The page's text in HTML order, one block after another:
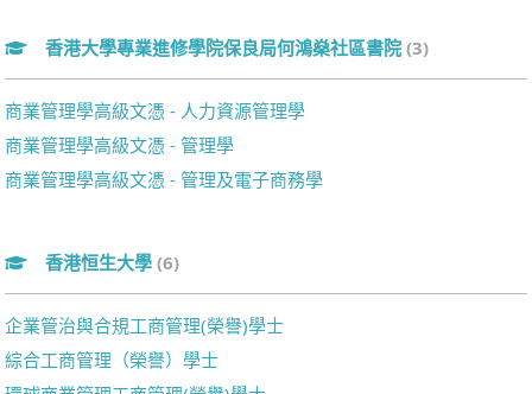
香港大學專業進修學院保良局何鴻燊社區書院 (3)
商業管理學高級文憑 - 人力資源管理學
商業管理學高級文憑 - 管理學
商業管理學高級文憑 - 管理及電子商務學
香港恒生大學 (6)
企業管治與合規工商管理(榮譽)學士
綜合工商管理（榮譽）學士